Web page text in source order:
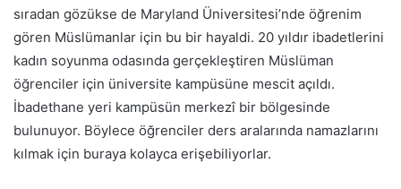
sıradan gözükse de Maryland Üniversitesi’nde öğrenim
gören Müslümanlar için bu bir hayaldi. 20 yıldır ibadetlerini
kadın soyunma odasında gerçekleştiren Müslüman
öğrenciler için üniversite kampüsüne mescit açıldı.
İbadethane yeri kampüsün merkezî bir bölgesinde
bulunuyor. Böylece öğrenciler ders aralarında namazlarını
kılmak için buraya kolayca erişebiliyorlar.